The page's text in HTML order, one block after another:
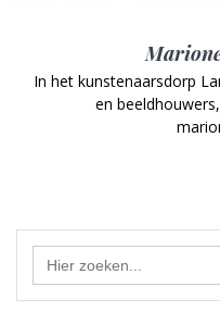
In het kunstenaarsdorp
en